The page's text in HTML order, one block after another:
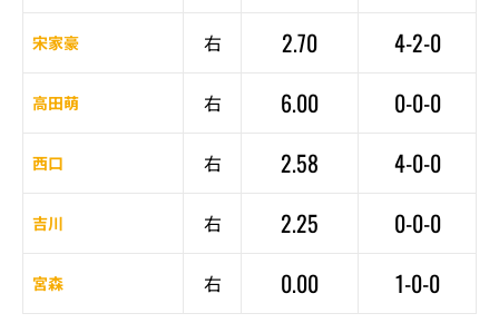
宋家豪 右 2.70 4-2-0
高田萌 右 6.00 0-0-0
西口 右 2.58 4-0-0
吉川 右 2.25 0-0-0
宮森 右 0.00 1-0-0